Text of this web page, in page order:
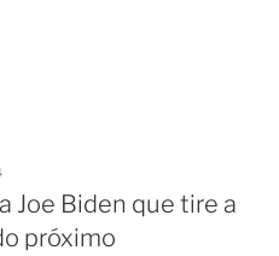
Joe Biden que tire a
próximo